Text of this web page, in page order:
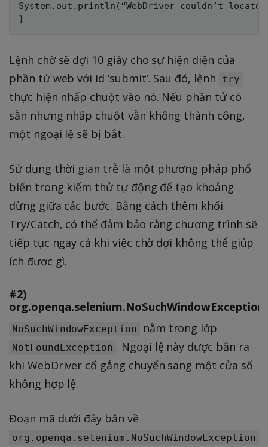
System.out.println(“WebDriver couldn’t locate
Lệnh chờ sẽ đợi 10 giây cho sự hiện diện của
phần tử web với id ‘submit’. Sau đó, lệnh
try
thực hiện nhấp chuột vào nó. Nếu phần tử có
sẵn nhưng nhấp chuột vẫn không thành công,
một ngoại lệ sẽ bị bắt.
Sử dụng thời gian trễ là một phương pháp phổ
biến trong kiểm thử tự động để tạo khoảng
dừng giữa các bước. Bằng cách thêm khối
Try/Catch, có thể đảm bảo rằng chương trình sẽ
tiếp tục ngay cả khi việc chờ đợi không thể giúp
ích được gì.
#2)
org.openqa.selenium.NoSuchWindowException
NoSuchWindowException nằm trong lớp
NotFoundException . Ngoại lệ này được bắn ra
khi WebDriver cố gắng chuyển sang một cửa sổ
không hợp lệ.
Đoạn mã dưới đây bắn về
org.openqa.selenium.NoSuchWindowException